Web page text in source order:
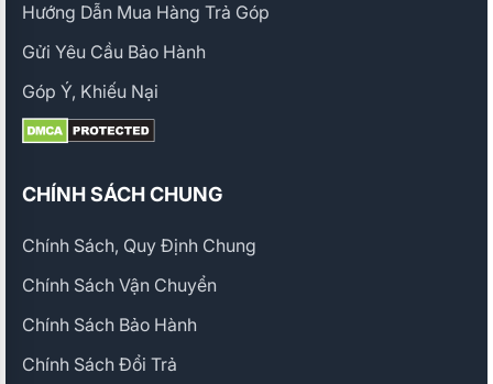
Hướng Dẫn Mua Hàng Trả Góp
Gửi Yêu Cầu Bảo Hành
Góp Ý, Khiếu Nại
CHÍNH SÁCH CHUNG
Chính Sách, Quy Định Chung
Chính Sách Vận Chuyển
Chính Sách Bảo Hành
Chính Sách Đổi Trả